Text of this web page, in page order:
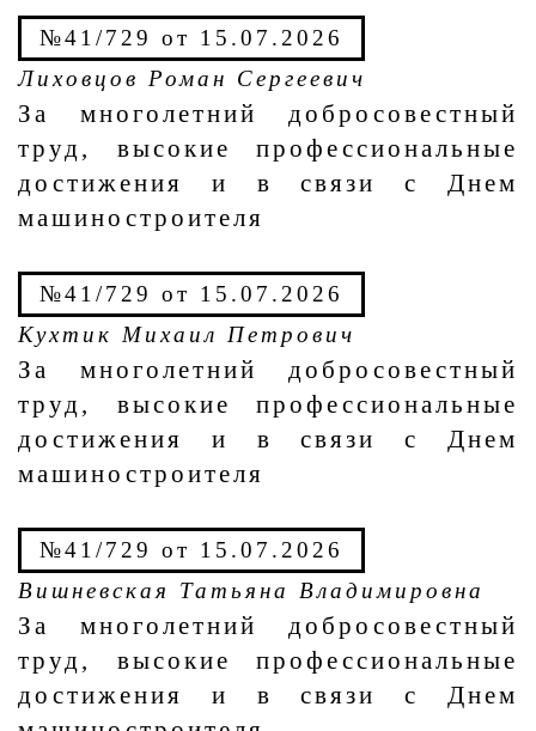
№41/729 от 15.07.2026
Лиховцов Роман Сергеевич
За многолетний добросовестный
труд, высокие профессиональные
достижения и в связи с Днем
машиностроителя
№41/729 от 15.07.2026
Кухтик Михаил Петрович
За многолетний добросовестный
труд, высокие профессиональные
достижения и в связи с Днем
машиностроителя
№41/729 от 15.07.2026
Вишневская Татьяна Владимировна
За многолетний добросовестный
труд, высокие профессиональные
достижения и в связи с Днем